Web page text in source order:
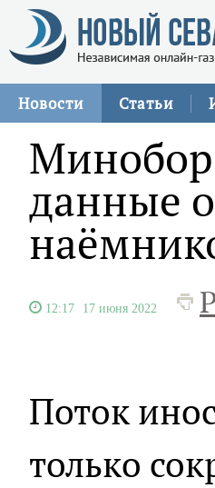
Новости Статьи
данные
12:17 17 июня 2022
Поток
только